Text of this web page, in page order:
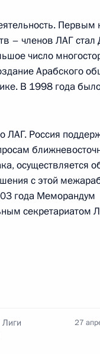
доклад о
китайская
– членов ЛАГ стал
число
Арабского
В 1998 года
Россия
осуществляется
с этой
года Меморандум
секретариатом
27